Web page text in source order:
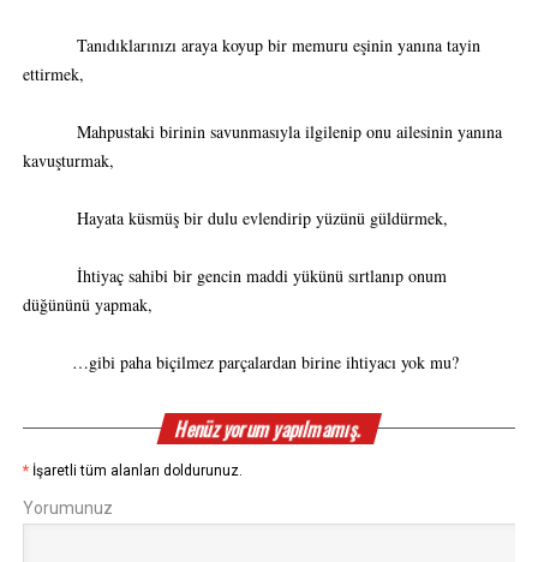
Tanıdıklarınızı araya koyup bir memuru eşinin yanına tayin
ettirmek,
Mahpustaki birinin savunmasıyla ilgilenip onu ailesinin yanına
kavuşturmak,
Hayata küsmüş bir dulu evlendirip yüzünü güldürmek,
İhtiyaç sahibi bir gencin maddi yükünü sırtlanıp onum
düğününü yapmak,
…gibi paha biçilmez parçalardan birine ihtiyacı yok mu?
Henüz yorum yapılmamış.
* İşaretli tüm alanları doldurunuz.
Yorumunuz